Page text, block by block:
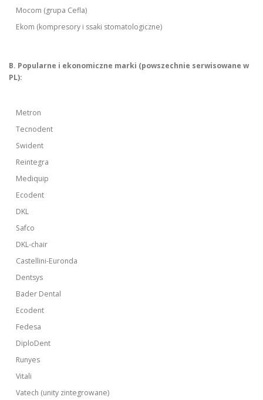
Mocom (grupa Cefla)
Ekom (kompresory i ssaki stomatologiczne)
B. Popularne i ekonomiczne marki (powszechnie serwisowane w
PL):
Metron
Tecnodent
Swident
Reintegra
Mediquip
Ecodent
DKL
Safco
DKL-chair
Castellini-Euronda
Dentsys
Bader Dental
Ecodent
Fedesa
DiploDent
Runyes
Vitali
Vatech (unity zintegrowane)